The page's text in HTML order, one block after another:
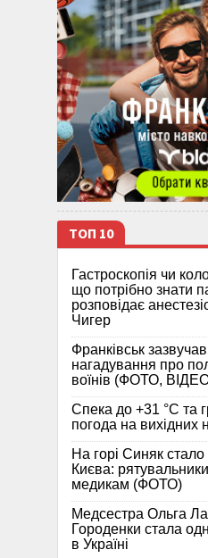
ТОП 10
Гастроскопія чи
що потрібно знати
розповідає
Чигер
Франківськ
нагадування про
воїнів (ФОТО,
Спека до +31 °C та
погода на вихідних
На горі Синяк стало
Києва:
медикам (ФОТО)
Медсестра Ольга
Городенки стала
в Україні